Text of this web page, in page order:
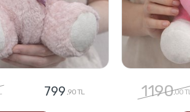
799 ,90 TL 1190,00 TL